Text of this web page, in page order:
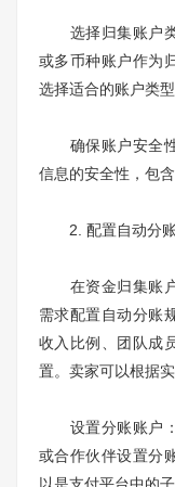
选择归集账户类
或多币种账户作为
选择适合的账户类型
确保账户安全性
信息的安全性，包
2. 配置自动分账
在资金归集账户
需求配置自动分账
收入比例、团队成
置。卖家可以根据
设置分账账户：
或合作伙伴设置分
以是支付平台中的子